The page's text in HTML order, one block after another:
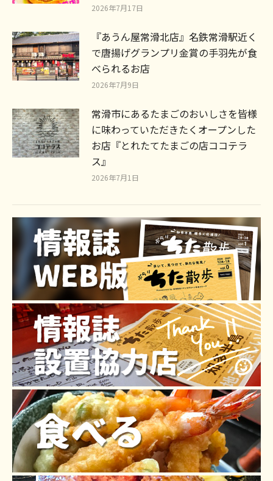
2026年7月17日
『あうん屋常滑北店』名鉄常滑駅近く
で唐揚げグランプリ金賞の手羽先が食
べられるお店
2026年7月9日
常滑市にあるたまごのおいしさを皆様
に味わっていただきたくオープンした
お店『とれたてたまごの店ココテラ
ス』
2026年7月1日